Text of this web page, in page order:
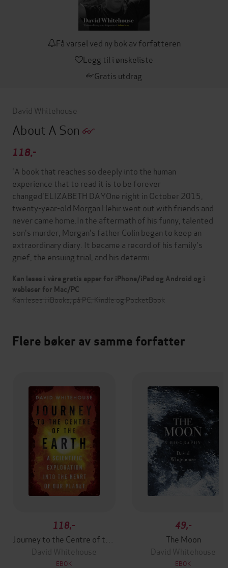
Få varsel ved ny bok av forfatteren
Legg til i ønskeliste
Gratis utdrag
David Whitehouse
About A Son
118,-
'A book that reaches so deeply into the human
experience that to read it is to be forever
changed'ELIZABETH DAYOne night in October 2015,
twenty-year-old Morgan Hehir went out with friends and
never came home.In the aftermath of his funny, talented
son's murder, Morgan's father Colin began to keep an
extraordinary diary. It became a record of his family's
grief, the ensuing trial, and his determi…
Kan leses i våre gratis apper for iPhone/iPad og Android og i
webleser for Mac/PC
Kan leses i iBooks, på PC, Kindle og PocketBook
Flere bøker av samme forfatter
118,-
David Whitehouse
EBOK
49,-
The Moon
David Whitehouse
EBOK